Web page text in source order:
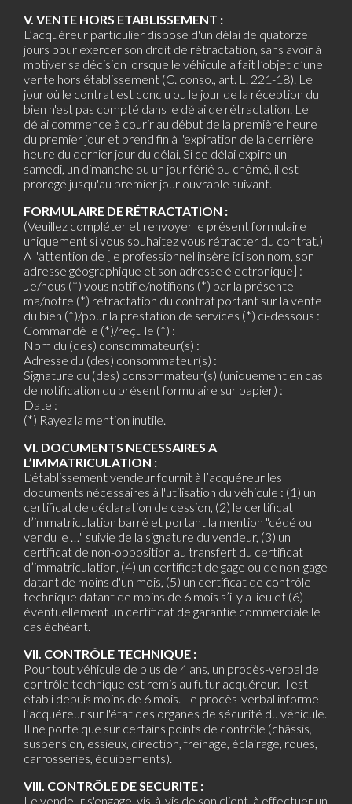
V. VENTE HORS ETABLISSEMENT :
L’acquéreur particulier dispose d'un délai de quatorze
jours pour exercer son droit de rétractation, sans avoir à
motiver sa décision lorsque le véhicule a fait l’objet d’une
vente hors établissement (C. conso., art. L. 221-18). Le
jour où le contrat est conclu ou le jour de la réception du
bien n'est pas compté dans le délai de rétractation. Le
délai commence à courir au début de la première heure
du premier jour et prend fin à l'expiration de la dernière
heure du dernier jour du délai. Si ce délai expire un
samedi, un dimanche ou un jour férié ou chômé, il est
prorogé jusqu'au premier jour ouvrable suivant.
FORMULAIRE DE RÉTRACTATION :
(Veuillez compléter et renvoyer le présent formulaire
uniquement si vous souhaitez vous rétracter du contrat.)
A l'attention de [le professionnel insère ici son nom, son
adresse géographique et son adresse électronique] :
Je/nous (*) vous notifie/notifions (*) par la présente
ma/notre (*) rétractation du contrat portant sur la vente
du bien (*)/pour la prestation de services (*) ci-dessous :
Commandé le (*)/reçu le (*) :
Nom du (des) consommateur(s) :
Adresse du (des) consommateur(s) :
Signature du (des) consommateur(s) (uniquement en cas
de notification du présent formulaire sur papier) :
Date :
(*) Rayez la mention inutile.
VI. DOCUMENTS NECESSAIRES A
L’IMMATRICULATION :
L’établissement vendeur fournit à l’acquéreur les
documents nécessaires à l'utilisation du véhicule : (1) un
certificat de déclaration de cession, (2) le certificat
d’immatriculation barré et portant la mention "cédé ou
vendu le …" suivie de la signature du vendeur, (3) un
certificat de non-opposition au transfert du certificat
d’immatriculation, (4) un certificat de gage ou de non-gage
datant de moins d'un mois, (5) un certificat de contrôle
technique datant de moins de 6 mois s’il y a lieu et (6)
éventuellement un certificat de garantie commerciale le
cas échéant.
VII. CONTRÔLE TECHNIQUE :
Pour tout véhicule de plus de 4 ans, un procès-verbal de
contrôle technique est remis au futur acquéreur. Il est
établi depuis moins de 6 mois. Le procès-verbal informe
l’acquéreur sur l'état des organes de sécurité du véhicule.
Il ne porte que sur certains points de contrôle (châssis,
suspension, essieux, direction, freinage, éclairage, roues,
carrosseries, équipements).
VIII. CONTRÔLE DE SECURITE :
Le vendeur s'engage, vis-à-vis de son client, à effectuer un